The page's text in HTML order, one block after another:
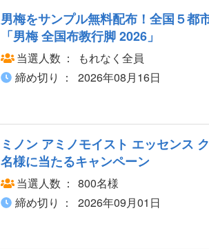
男梅をサンプル無料配布！全国５都
「男梅 全国布教行脚 2026」
当選人数
もれなく全員
締め切り
2026年08月16日
ミノン アミノモイスト エッセンス
名様に当たるキャンペーン
当選人数
800名様
締め切り
2026年09月01日